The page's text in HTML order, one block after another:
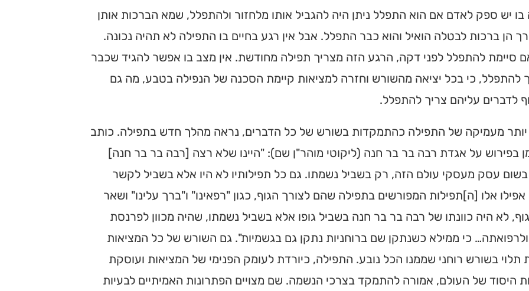
יש ספק לאדם אם הוא התפלל ניתן היה להגביל אותו מלחזור ולהתפלל, שמא הברכות אותן
הן ברכות לבטלה הואיל והוא כבר התפלל. אבל אין רגע בחיים בו התפילה לא תהיה נכונה.
סיימת להתפלל לפני דקה, הרגע הזה מצריך תפילה מחודשת. אין מצב בו אפשר להגיד שכבר
להתפלל, כי בכל יציאה מהשורש וחזרה למציאות קיימת הסכנה של הנפילה בטבע, מה גם
לדברים עליהם צריך להתפלל.
מעמיקה של התפילה כהתמקדות בשורש של כל הדברים, נראה מהלך חדש בתפילה. כותב
בפירוש על אגדת רבה בר בר חנה (ליקוטי מוהר"ן שם): "היינו שלא רצה [רבה בר בר חנה]
עסק מעסקי עולם הזה, רק בשביל נשמתו. גם כל תפילותיו לא היו אלא בשביל לקשר
אלו [ה]תפילות המפורשים בתפילה שהם לצורך הגוף, כגון "רפאינו" ו"ברך עלינו" ושאר
לא היה כוונתו של רבה בר בר חנה בשביל גופו אלא בשביל נשמתו, שהיה מכוון לפרנסת
כי ממילא כשנתקן שם ברוחניות נתקן גם בגשמיות". גם השורש של כל המציאות
תלוי בשורש רוחני שממנו הכל נובע. התפילה, כיורדת לעומק הפנימי של המציאות ועוסקת
היסוד של העולם, אמורה להתמקד בצרכי הנשמה. שם מצויים הפתרונות האמיתיים לבעיות